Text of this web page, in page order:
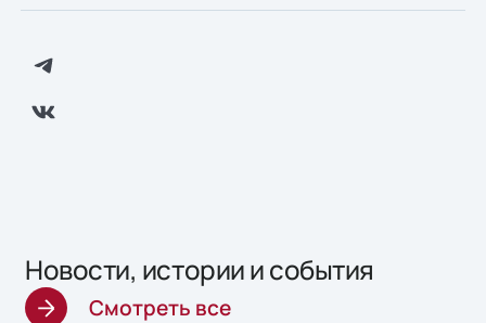
Новости, истории и события
Смотреть все